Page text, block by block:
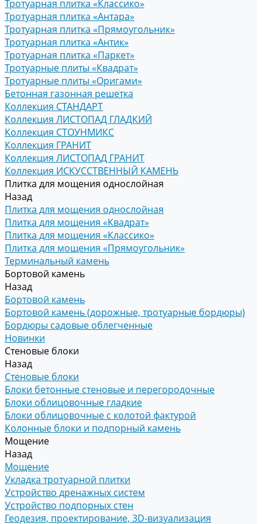
Тротуарная плитка «Классико»
Тротуарная плитка «Антара»
Тротуарная плитка «Прямоугольник»
Тротуарная плитка «Антик»
Тротуарная плитка «Паркет»
Тротуарные плиты «Квадрат»
Тротуарные плиты «Оригами»
Бетонная газонная решетка
Коллекция СТАНДАРТ
Коллекция ЛИСТОПАД ГЛАДКИЙ
Коллекция СТОУНМИКС
Коллекция ГРАНИТ
Коллекция ЛИСТОПАД ГРАНИТ
Коллекция ИСКУССТВЕННЫЙ КАМЕНЬ
Плитка для мощения однослойная
Назад
Плитка для мощения однослойная
Плитка для мощения «Квадрат»
Плитка для мощения «Классико»
Плитка для мощения «Прямоугольник»
Терминальный камень
Бортовой камень
Назад
Бортовой камень
Бортовой камень (дорожные, тротуарные бордюры)
Бордюры садовые облегченные
Новинки
Стеновые блоки
Назад
Стеновые блоки
Блоки бетонные стеновые и перегородочные
Блоки облицовочные гладкие
Блоки облицовочные с колотой фактурой
Колонные блоки и подпорный камень
Мощение
Назад
Мощение
Укладка тротуарной плитки
Устройство дренажных систем
Устройство подпорных стен
Геодезия, проектирование, 3D-визуализация